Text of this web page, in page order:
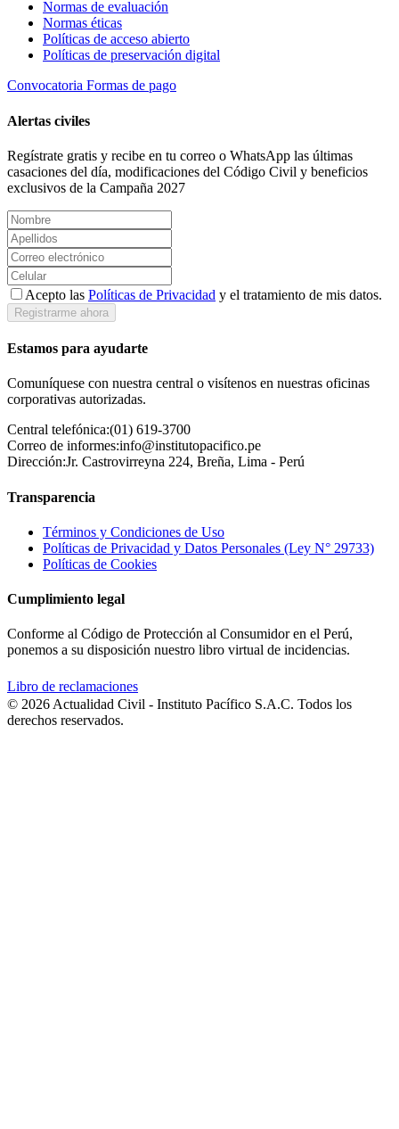
Normas de evaluación
Normas éticas
Políticas de acceso abierto
Políticas de preservación digital
Convocatoria Formas de pago
Alertas civiles
Regístrate gratis y recibe en tu correo o WhatsApp las últimas
casaciones del día, modificaciones del Código Civil y beneficios
exclusivos de la Campaña 2027
Acepto las Políticas de Privacidad y el tratamiento de mis datos.
Registrarme ahora
Estamos para ayudarte
Comuníquese con nuestra central o visítenos en nuestras oficinas
corporativas autorizadas.
Central telefónica:(01) 619-3700
Correo de informes:info@institutopacifico.pe
Dirección:Jr. Castrovirreyna 224, Breña, Lima - Perú
Transparencia
Términos y Condiciones de Uso
Políticas de Privacidad y Datos Personales (Ley N° 29733)
Políticas de Cookies
Cumplimiento legal
Conforme al Código de Protección al Consumidor en el Perú,
ponemos a su disposición nuestro libro virtual de incidencias.
Libro de reclamaciones
© 2026 Actualidad Civil - Instituto Pacífico S.A.C. Todos los
derechos reservados.